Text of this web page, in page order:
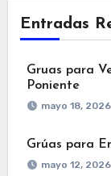
Entradas
Gruas para
Poniente
mayo 18, 2026
Grúas para
mayo 12, 2026